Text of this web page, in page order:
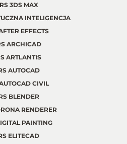
3DS MAX
INTELIGENCJA
EFFECTS
ARCHICAD
ARTLANTIS
AUTOCAD
CIVIL
BLENDER
RENDERER
PAINTING
ELITECAD